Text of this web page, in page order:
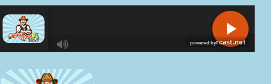
Skip
to
content
C
A